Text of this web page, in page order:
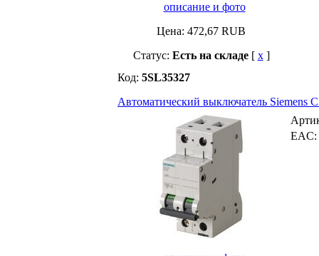
описание и фото
Цена: 472,67 RUB
Статус: Есть на складе[ x]
Код: 5SL35327
Автоматический выключатель Siemens
EAC: